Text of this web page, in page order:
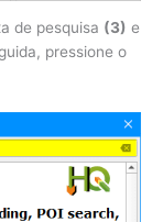
de pesquisa (3) e
pressione o